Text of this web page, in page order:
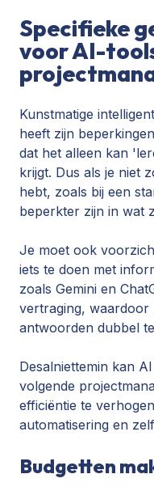
Specifieke
voor AI-
Kunstmatige
heeft zijn
dat het alleen kan
krijgt. Dus als je niet
hebt, zoals bij een
beperkter zijn in wat
Je moet ook
iets te doen met
zoals Gemini en
vertraging, waardoor
antwoorden dubbel
Desalniettemin kan
volgende
efficiëntie te
automatisering en
Budgetten